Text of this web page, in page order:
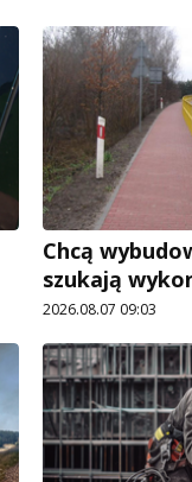
Chcą
szukają
2026.08.07 09:03